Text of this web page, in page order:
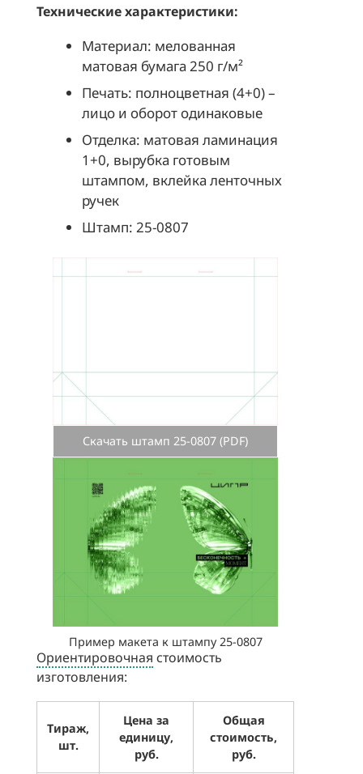
Технические характеристики:
Материал: мелованная
матовая бумага 250 г/м²
Печать: полноцветная (4+0) –
лицо и оборот одинаковые
Отделка: матовая ламинация
1+0, вырубка готовым
штампом, вклейка ленточных
ручек
Штамп: 25-0807
Скачать штамп 25-0807 (PDF)
Пример макета к штампу 25-0807
Ориентировочная стоимость
изготовления:
Тираж,
шт.
Цена за
единицу,
руб.
Общая
стоимость,
руб.